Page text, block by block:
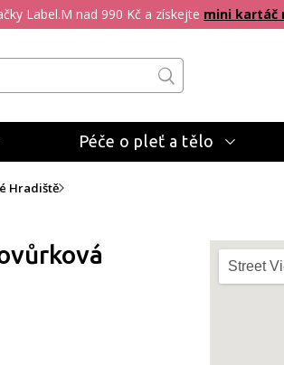
Label.M nad 990 Kč a získejte mini kartáč
Péče o pleť a tělo
Hradiště
Street